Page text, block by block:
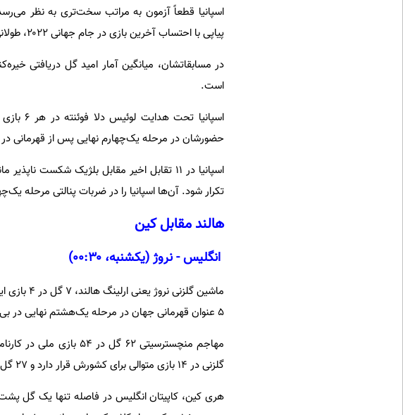
پیاپی با احتساب آخرین بازی در جام جهانی ۲۰۲۲، طولانی‌ترین روند ثبت‌شده توسط یک تیم در تاریخ جام جهانی است.
است.
حضورشان در مرحله یک‌چهارم نهایی پس از قهرمانی در
تکرار شود. آن‌ها اسپانیا را در ضربات پنالتی مرحله یک‌چهارم نهایی
هالند مقابل کین
انگلیس - نروژ (یکشنبه، ۰۰:۳۰)
۵ عنوان قهرمانی جهان در مرحله یک‌هشتم نهایی در بی‌رحمانه‌ترین وضعیت خود قرار داشت.
گلزنی در ۱۴ بازی متوالی برای کشورش قرار دارد و ۲۷ گل به ثمر رسانده.
هری کین، کاپیتان انگلیس در فاصله تنها یک گل